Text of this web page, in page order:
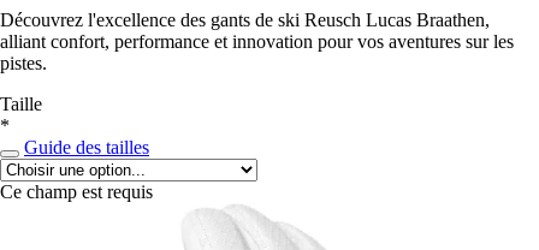
Découvrez l'excellence des gants de ski Reusch Lucas Braathen,
alliant confort, performance et innovation pour vos aventures sur les
pistes.
Taille
*
Guide des tailles
Ce champ est requis